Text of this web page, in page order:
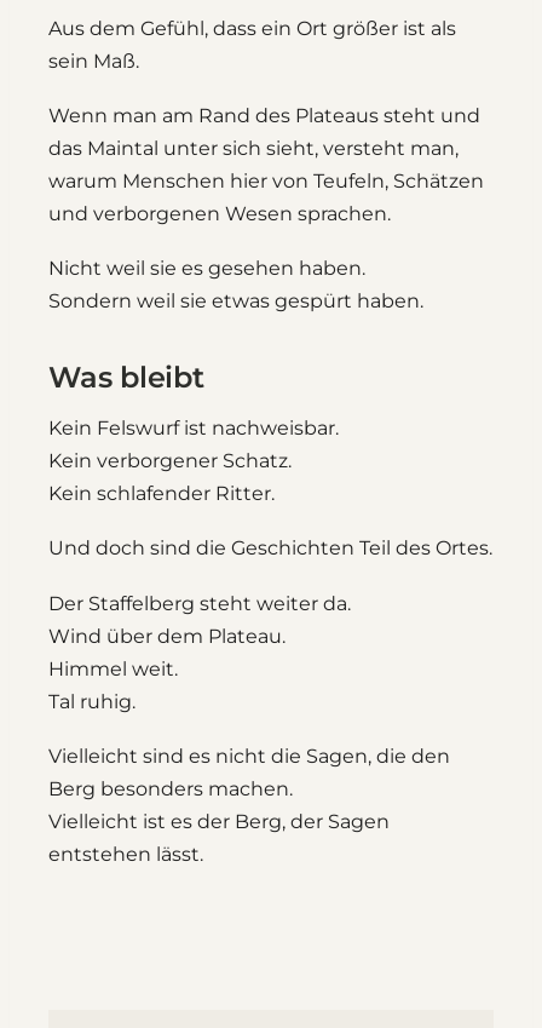
Aus dem Gefühl, dass ein Ort größer ist als
sein Maß.
Wenn man am Rand des Plateaus steht und
das Maintal unter sich sieht, versteht man,
warum Menschen hier von Teufeln, Schätzen
und verborgenen Wesen sprachen.
Nicht weil sie es gesehen haben.
Sondern weil sie etwas gespürt haben.
Was bleibt
Kein Felswurf ist nachweisbar.
Kein verborgener Schatz.
Kein schlafender Ritter.
Und doch sind die Geschichten Teil des Ortes.
Der Staffelberg steht weiter da.
Wind über dem Plateau.
Himmel weit.
Tal ruhig.
Vielleicht sind es nicht die Sagen, die den
Berg besonders machen.
Vielleicht ist es der Berg, der Sagen
entstehen lässt.